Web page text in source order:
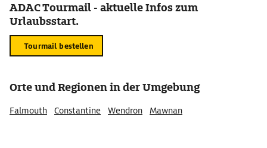
ADAC Tourmail - aktuelle Infos zum
Urlaubsstart.
Tourmail bestellen
Orte und Regionen in der Umgebung
Falmouth Constantine Wendron Mawnan